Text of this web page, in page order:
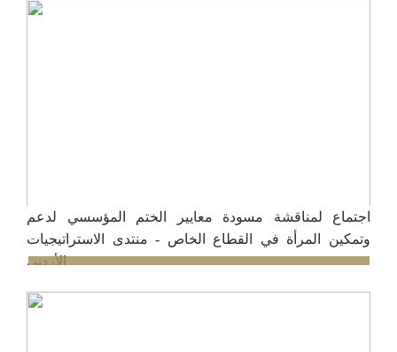
اجتماع لمناقشة مسودة معايير الختم المؤسسي لدعم
وتمكين المرأة في القطاع الخاص - منتدى الاستراتيجيات
الأردني